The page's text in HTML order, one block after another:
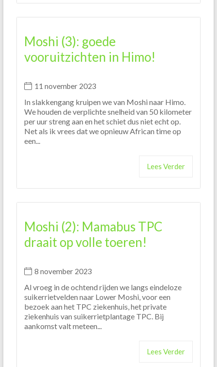
Moshi (3): goede
vooruitzichten in Himo!
11 november 2023
In slakkengang kruipen we van Moshi naar Himo.
We houden de verplichte snelheid van 50 kilometer
per uur streng aan en het schiet dus niet echt op.
Net als ik vrees dat we opnieuw African time op
een...
Lees Verder
Moshi (2): Mamabus TPC
draait op volle toeren!
8 november 2023
Al vroeg in de ochtend rijden we langs eindeloze
suikerrietvelden naar Lower Moshi, voor een
bezoek aan het TPC ziekenhuis, het private
ziekenhuis van suikerrietplantage TPC. Bij
aankomst valt meteen...
Lees Verder